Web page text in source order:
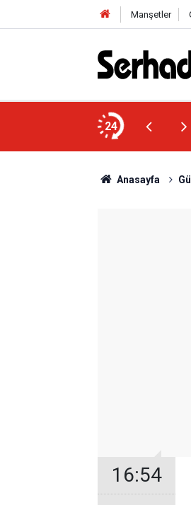
Manşetler
24
Kur'an Evlilikte Nasıl Bir
Anasayfa
16:54